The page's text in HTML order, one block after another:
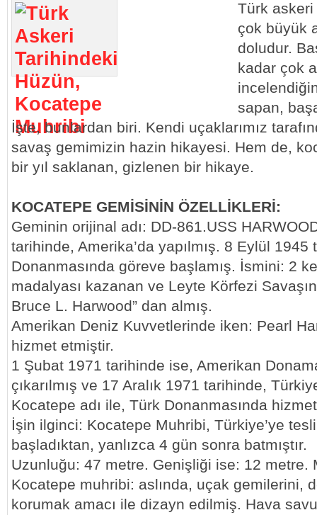
Türk
çok büyük
doludur.
kadar çok
sapan,
İşte, bunlardan biri. Kendi uçaklarımız
savaş gemimizin hazin hikayesi. Hem de,
bir yıl saklanan, gizlenen bir hikaye.
KOCATEPE GEMİSİNİN ÖZELLİKLERİ:
Geminin orijinal adı: DD-861.USS
tarihinde, Amerika’da yapılmış. 8 Eylül
Donanmasında göreve başlamış. İsmini: 2
madalyası kazanan ve Leyte Körfezi
Bruce L. Harwood” dan almış.
Amerikan Deniz Kuvvetlerinde iken: Pearl
hizmet etmiştir.
1 Şubat 1971 tarihinde ise, Amerikan
çıkarılmış ve 17 Aralık 1971 tarihinde,
Kocatepe adı ile, Türk Donanmasında
İşin ilginci: Kocatepe Muhribi, Türkiye’ye
başladıktan, yanlızca 4 gün sonra batmıştır.
Uzunluğu: 47 metre. Genişliği ise: 12 metre.
Kocatepe muhribi: aslında, uçak gemilerini,
korumak amacı ile dizayn edilmiş. Hava